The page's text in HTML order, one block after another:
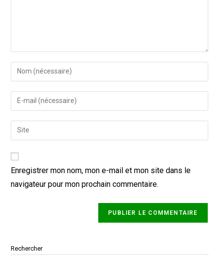
Enregistrer mon nom, mon e-mail et mon site dans le
navigateur pour mon prochain commentaire.
Rechercher